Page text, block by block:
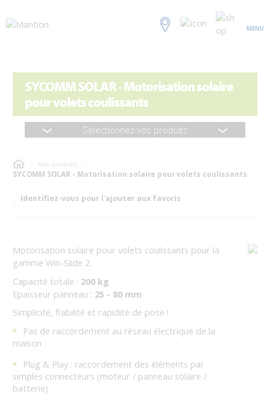
MENU
SYCOMM SOLAR - Motorisation solaire
pour volets coulissants
Sélectionnez vos produits
Nos produits
SYCOMM SOLAR - Motorisation solaire pour volets coulissants
Identifiez-vous pour l'ajouter aux favoris
Motorisation solaire pour volets coulissants pour la
gamme Win-Slide 2.
Capacité totale : 200 kg
Epaisseur panneau : 25 - 80 mm
Simplicité, fiabilité et rapidité de pose !
Pas de raccordement au réseau électrique de la
maison
Plug & Play : raccordement des éléments par
simples connecteurs (moteur / panneau solaire /
batterie)